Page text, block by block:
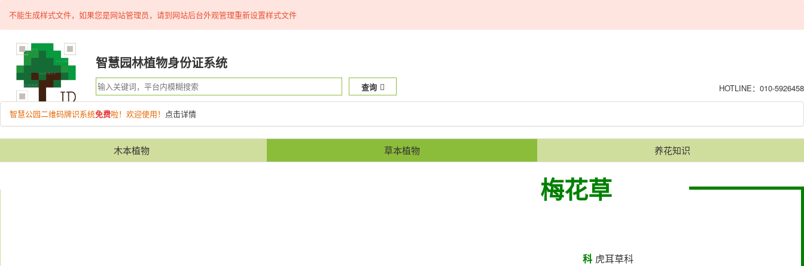
不能生成样式文件，如果您是网站管理员，请到网站后台外观管理重新设置样式文件
智慧园林植物身份证系统
查询 HOTLINE：010-
智慧公园二维码牌识系统免费啦！欢迎使用！ 点击详情
木本植物 草本植物 养花知识
梅花草
科 虎耳草科